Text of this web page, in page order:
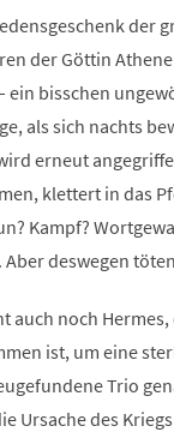
der
der Göttin
ein bisschen
als sich nachts
erneut
klettert in das
Kampf?
deswegen
auch noch
ist, um eine
Trio
Ursache des